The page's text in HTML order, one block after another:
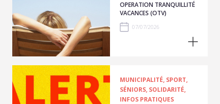
OPERATION TRANQUILLITÉ
VACANCES (OTV)
07/07/2026
MUNICIPALITÉ, SPORT,
SÉNIORS, SOLIDARITÉ,
INFOS PRATIQUES